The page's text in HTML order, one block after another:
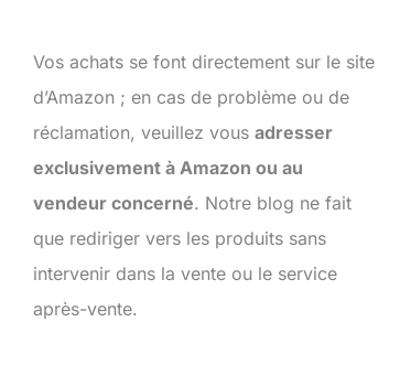
Vos achats se font directement sur le site
d’Amazon ; en cas de problème ou de
réclamation, veuillez vousadresser
exclusivement à Amazon ou au
vendeur concerné. Notre blog ne fait
que rediriger vers les produits sans
intervenir dans la vente ou le service
après-vente.